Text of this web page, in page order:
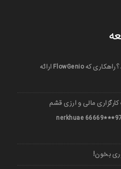
چرا بیشتر تریدرها رشد نمی‌کنند؟ راهکاری که FlowGenio ارائه
مالی و ارزی قشم
501036018 | 971***77739 | 971***66669 nerkhuae
بخون!